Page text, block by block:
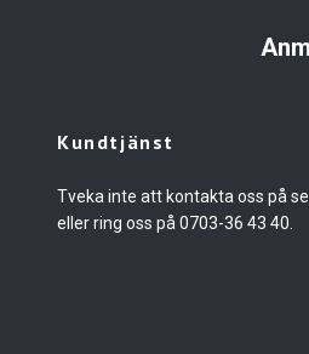
Kundtjänst
Tveka inte att kontakta oss på
eller ring oss på 0703-36 43 40.